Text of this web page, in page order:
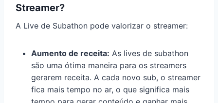
Streamer?
A Live de Subathon pode valorizar o streamer:
Aumento de receita: As lives de subathon
são uma ótima maneira para os streamers
gerarem receita. A cada novo sub, o streamer
fica mais tempo no ar, o que significa mais